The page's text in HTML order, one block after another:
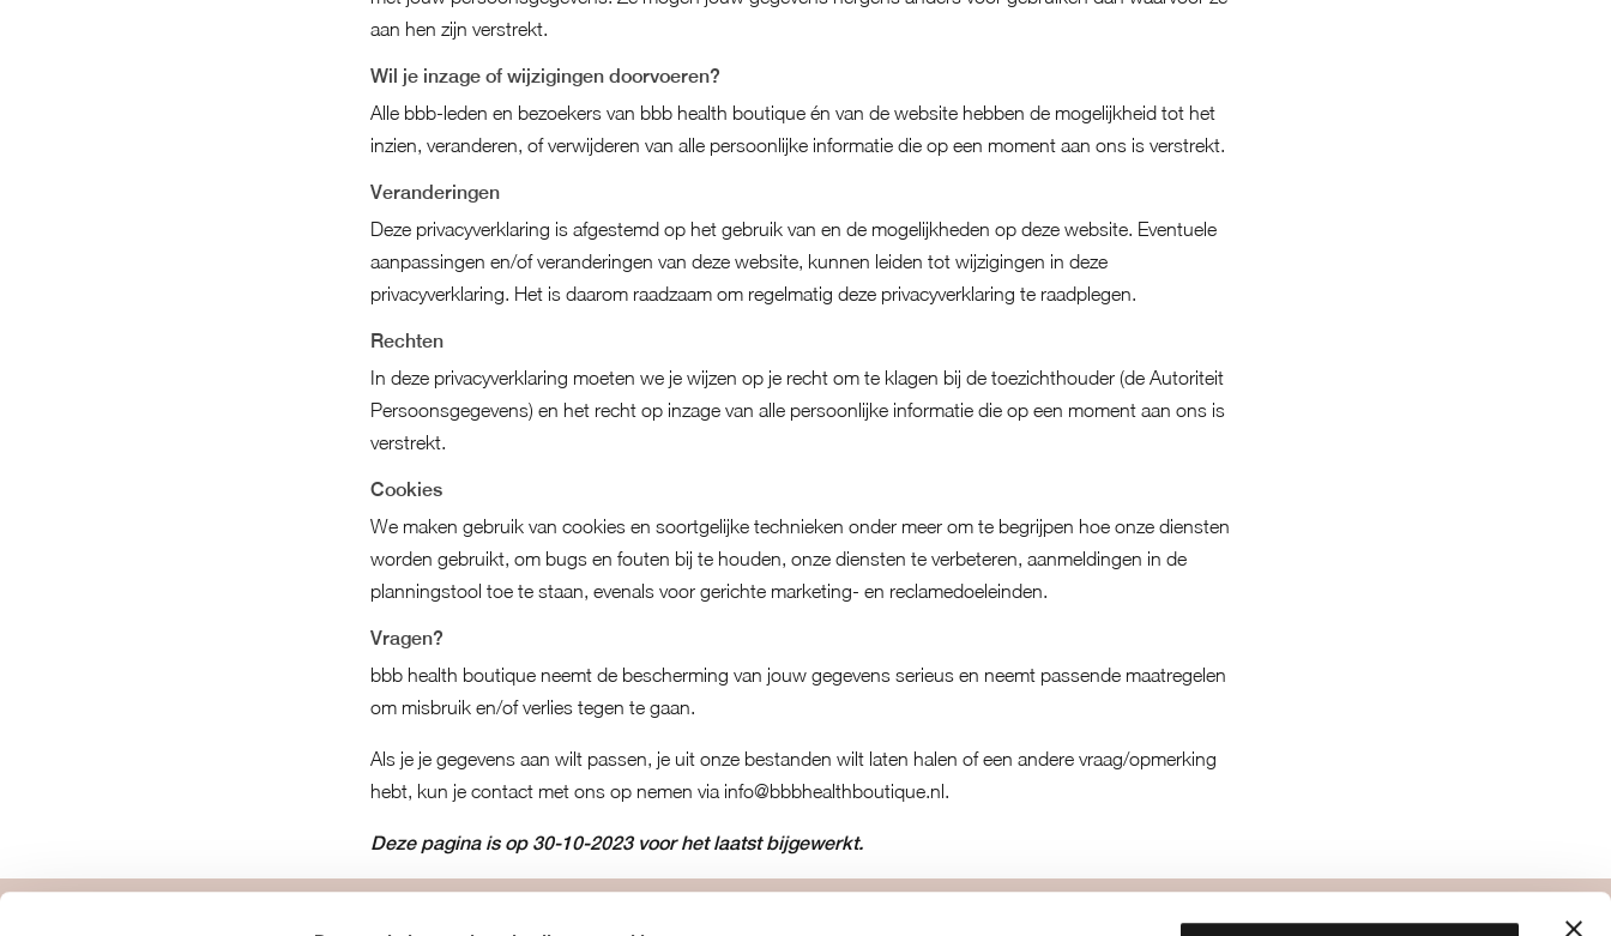
aan hen zijn verstrekt.
Wil je inzage of wijzigingen doorvoeren?
Alle bbb-leden en bezoekers van bbb health boutique én van de website hebben de mogelijkheid tot het
inzien, veranderen, of verwijderen van alle persoonlijke informatie die op een moment aan ons is verstrekt.
Veranderingen
Deze privacyverklaring is afgestemd op het gebruik van en de mogelijkheden op deze website. Eventuele
aanpassingen en/of veranderingen van deze website, kunnen leiden tot wijzigingen in deze
privacyverklaring. Het is daarom raadzaam om regelmatig deze privacyverklaring te raadplegen.
Rechten
In deze privacyverklaring moeten we je wijzen op je recht om te klagen bij de toezichthouder (de Autoriteit
Persoonsgegevens) en het recht op inzage van alle persoonlijke informatie die op een moment aan ons is
verstrekt.
Cookies
We maken gebruik van cookies en soortgelijke technieken onder meer om te begrijpen hoe onze diensten
worden gebruikt, om bugs en fouten bij te houden, onze diensten te verbeteren, aanmeldingen in de
planningstool toe te staan, evenals voor gerichte marketing- en reclamedoeleinden.
Vragen?
bbb health boutique neemt de bescherming van jouw gegevens serieus en neemt passende maatregelen
om misbruik en/of verlies tegen te gaan.
Als je je gegevens aan wilt passen, je uit onze bestanden wilt laten halen of een andere vraag/opmerking
hebt, kun je contact met ons op nemen via info@bbbhealthboutique.nl.
Deze pagina is op 30-10-2023 voor het laatst bijgewerkt.